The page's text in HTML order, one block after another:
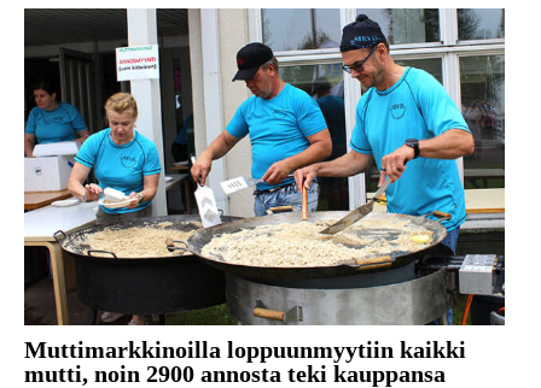
Muttimarkkinoilla loppuunmyytiin kaikki
mutti, noin 2900 annosta teki kauppansa